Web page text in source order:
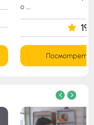
о ...
Посмотреть